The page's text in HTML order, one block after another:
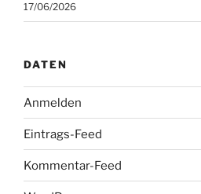
17/06/2026
DATEN
Anmelden
Eintrags-Feed
Kommentar-Feed